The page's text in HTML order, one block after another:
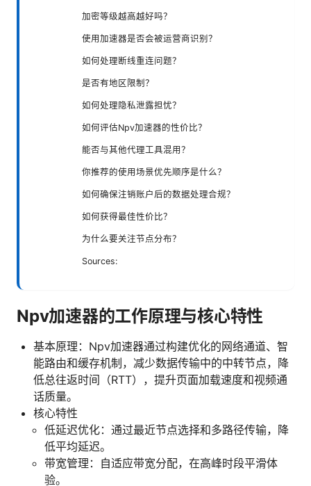
加密等级越高越好吗？
使用加速器是否会被运营商识别？
如何处理断线重连问题？
是否有地区限制？
如何处理隐私泄露担忧？
如何评估Npv加速器的性价比？
能否与其他代理工具混用？
你推荐的使用场景优先顺序是什么？
如何确保注销账户后的数据处理合规？
如何获得最佳性价比？
为什么要关注节点分布？
Sources:
Npv加速器的工作原理与核心特性
基本原理：Npv加速器通过构建优化的网络通道、智
能路由和缓存机制，减少数据传输中的中转节点，降
低总往返时间（RTT），提升页面加载速度和视频通
话质量。
核心特性
低延迟优化：通过最近节点选择和多路径传输，降
低平均延迟。
带宽管理：自适应带宽分配，在高峰时段平滑体
验。